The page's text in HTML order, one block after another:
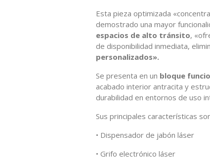
Esta pieza optimizada
demostrado una mayor
espacios de alto tránsito,
de disponibilidad inmediata,
personalizados».
Se presenta en un bloque
acabado interior antracita y
durabilidad en entornos de uso
Sus principales características
• Dispensador de jabón láser
• Grifo electrónico láser